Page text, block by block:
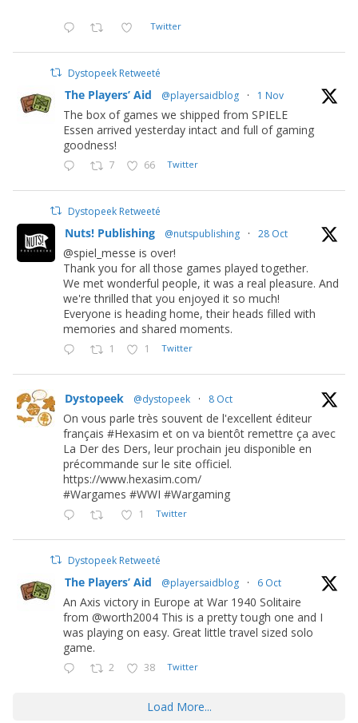
Twitter
Dystopeek Retweeté
The Players’ Aid @playersaidblog · 1 Nov
The box of games we shipped from SPIELE
Essen arrived yesterday intact and full of gaming
goodness!
7 66 Twitter
Dystopeek Retweeté
Nuts! Publishing @nutspublishing · 28 Oct
@spiel_messe is over!
Thank you for all those games played together.
We met wonderful people, it was a real pleasure. And
we're thrilled that you enjoyed it so much!
Everyone is heading home, their heads filled with
memories and shared moments.
1 1 Twitter
Dystopeek @dystopeek · 8 Oct
On vous parle très souvent de l'excellent éditeur
français #Hexasim et on va bientôt remettre ça avec
La Der des Ders, leur prochain jeu disponible en
précommande sur le site officiel.
https://www.hexasim.com/
#Wargames #WWI #Wargaming
1 Twitter
Dystopeek Retweeté
The Players’ Aid @playersaidblog · 6 Oct
An Axis victory in Europe at War 1940 Solitaire
from @worth2004 This is a pretty tough one and I
was playing on easy. Great little travel sized solo
game.
2 38 Twitter
Load More...